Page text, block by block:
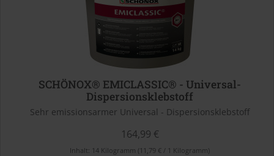
SCHÖNOX® EMICLASSIC® - Universal-
Dispersionsklebstoff
Sehr emissionsarmer Universal - Dispersionsklebstoff
164,99 €
Inhalt: 14 Kilogramm (11,79 € / 1 Kilogramm)